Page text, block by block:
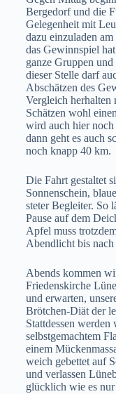
Bergedorf und die
Gelegenheit mit
dazu einzuladen
das Gewinnspiel
ganze Gruppen
dieser Stelle darf
Abschätzen des
Vergleich herhalten
Schätzen wohl
wird auch hier noch
dann geht es auch
noch knapp 40 km.
Die Fahrt gestaltet
Sonnenschein,
steter Begleiter. So
Pause auf dem
Apfel muss
Abendlicht bis
Abends kommen
Friedenskirche
und erwarten,
Brötchen-Diät der
Stattdessen
selbstgemachtem
einem
weich gebettet auf
und verlassen
glücklich wie es nur